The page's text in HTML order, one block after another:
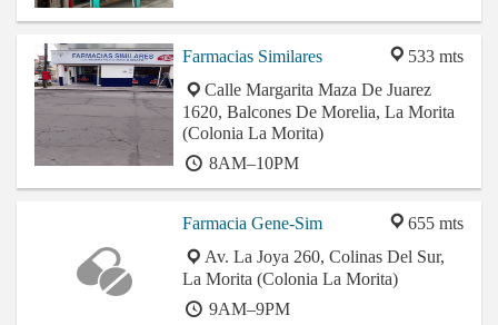
533 mts
Farmacias Similares
Calle Margarita Maza De Juarez
1620, Balcones De Morelia, La Morita
(Colonia La Morita)
8AM–10PM
655 mts
Farmacia Gene-Sim
Av. La Joya 260, Colinas Del Sur,
La Morita (Colonia La Morita)
9AM–9PM